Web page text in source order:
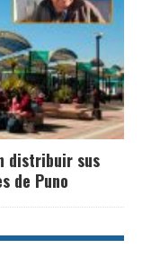
distribuir sus
de Puno